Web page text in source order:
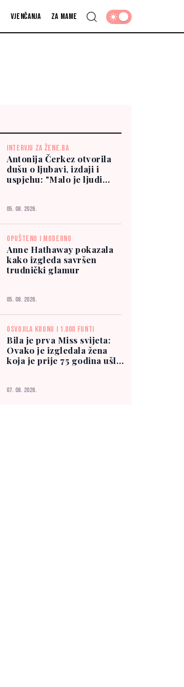
Vjenčanja Za mame
INTERVJU ZA ŽENE.BA
Antonija Čerkez otvorila
dušu o ljubavi, izdaji i
uspjehu: "Malo je ljudi
05. 08. 2026.
OPUŠTENO I MODERNO
Anne Hathaway pokazala
kako izgleda savršen
trudnički glamur
05. 08. 2026.
OSVOJILA KRUNU I 1.000 FUNTI
Bila je prva Miss svijeta:
Ovako je izgledala žena
koja je prije 75 godina ušla
07. 08. 2026.